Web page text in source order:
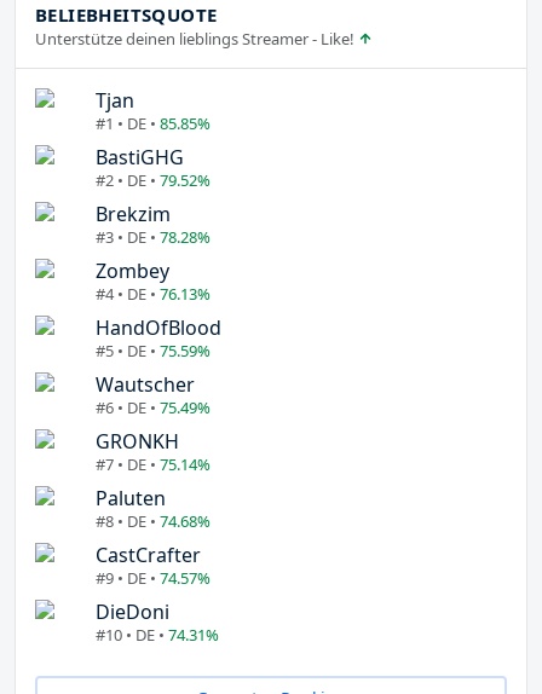
BELIEBHEITSQUOTE
Unterstütze deinen lieblings Streamer - Like!
Tjan
#1 • DE • 85.85%
BastiGHG
#2 • DE • 79.52%
Brekzim
#3 • DE • 78.28%
Zombey
#4 • DE • 76.13%
HandOfBlood
#5 • DE • 75.59%
Wautscher
#6 • DE • 75.49%
GRONKH
#7 • DE • 75.14%
Paluten
#8 • DE • 74.68%
CastCrafter
#9 • DE • 74.57%
DieDoni
#10 • DE • 74.31%